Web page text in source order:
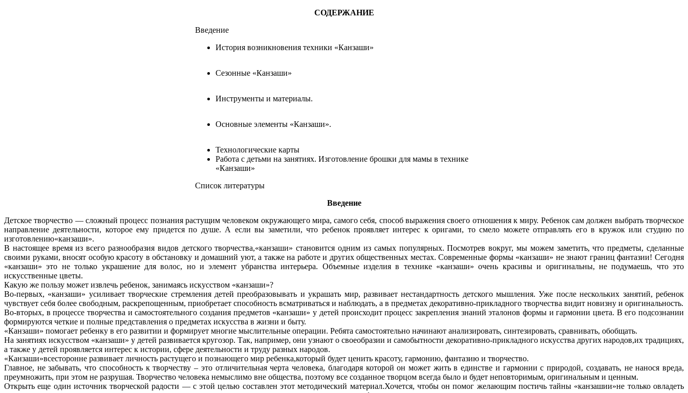
СОДЕРЖАНИЕ
Введение
История возникновения техники «Канзаши»
Сезонные «Канзаши»
Инструменты и материалы.
Основные элементы «Канзаши».
Технологические карты
Работа с детьми на занятиях. Изготовление брошки для мамы в технике
«Канзаши»
Список литературы
Введение
Детское творчество — сложный процесс познания растущим человеком окружающего мира, самого себя, способ выражения своего отношения к миру. Ребенок сам должен выбрать творческое
направление деятельности, которое ему придется по душе. А если вы заметили, что ребенок проявляет интерес к оригами, то смело можете отправлять его в кружок или студию по
изготовлению«канзаши».
В настоящее время из всего разнообразия видов детского творчества,«канзаши» становится одним из самых популярных. Посмотрев вокруг, мы можем заметить, что предметы, сделанные
своими руками, вносят особую красоту в обстановку и домашний уют, а также на работе и других общественных местах. Современные формы «канзаши» не знают границ фантазии! Сегодня
«канзаши» это не только украшение для волос, но и элемент убранства интерьера. Объемные изделия в технике «канзаши» очень красивы и оригинальны, не подумаешь, что это
искусственные цветы.
Какую же пользу может извлечь ребенок, занимаясь искусством «канзаши»?
Во-первых, «канзаши» усиливает творческие стремления детей преобразовывать и украшать мир, развивает нестандартность детского мышления. Уже после нескольких занятий, ребенок
чувствует себя более свободным, раскрепощенным, приобретает способность всматриваться и наблюдать, а в предметах декоративно-прикладного творчества видит новизну и оригинальность.
Во-вторых, в процессе творчества и самостоятельного создания предметов «канзаши» у детей происходит процесс закрепления знаний эталонов формы и гармонии цвета. В его подсознании
формируются четкие и полные представления о предметах искусства в жизни и быту.
«Канзаши» помогает ребенку в его развитии и формирует многие мыслительные операции. Ребята самостоятельно начинают анализировать, синтезировать, сравнивать, обобщать.
На занятиях искусством «канзаши» у детей развивается кругозор. Так, например, они узнают о своеобразии и самобытности декоративно-прикладного искусства других народов,их традициях,
а также у детей проявляется интерес к истории, сфере деятельности и труду разных народов.
«Канзаши»всесторонне развивает личность растущего и познающего мир ребенка,который будет ценить красоту, гармонию, фантазию и творчество.
Главное, не забывать, что способность к творчеству – это отличительная черта человека, благодаря которой он может жить в единстве и гармонии с природой, создавать, не нанося вреда,
преумножить, при этом не разрушая. Творчество человека немыслимо вне общества, поэтому все созданное творцом всегда было и будет неповторимым, оригинальным и ценным.
Открыть еще один источник творческой радости — с этой целью составлен этот методический материал.Хочется, чтобы он помог желающим постичь тайны «канзашии»не только овладеть